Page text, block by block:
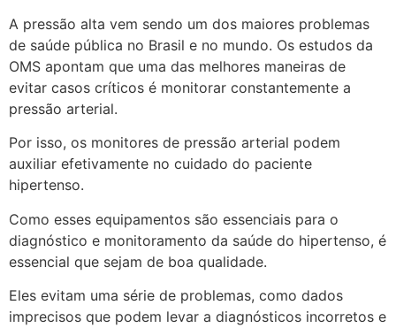
A pressão alta vem sendo um dos maiores problemas
de saúde pública no Brasil e no mundo. Os estudos da
OMS apontam que uma das melhores maneiras de
evitar casos críticos é monitorar constantemente a
pressão arterial.
Por isso, os monitores de pressão arterial podem
auxiliar efetivamente no cuidado do paciente
hipertenso.
Como esses equipamentos são essenciais para o
diagnóstico e monitoramento da saúde do hipertenso, é
essencial que sejam de boa qualidade.
Eles evitam uma série de problemas, como dados
imprecisos que podem levar a diagnósticos incorretos e